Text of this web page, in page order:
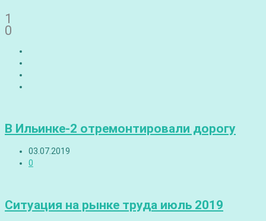
1
0
В Ильинке-2 отремонтировали дорогу
03.07.2019
0
Ситуация на рынке труда июль 2019